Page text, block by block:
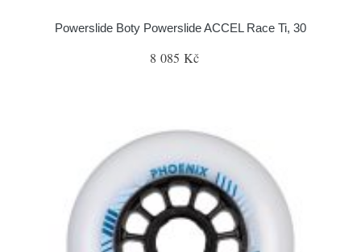
Powerslide Boty Powerslide ACCEL Race Ti, 30
8 085 Kč